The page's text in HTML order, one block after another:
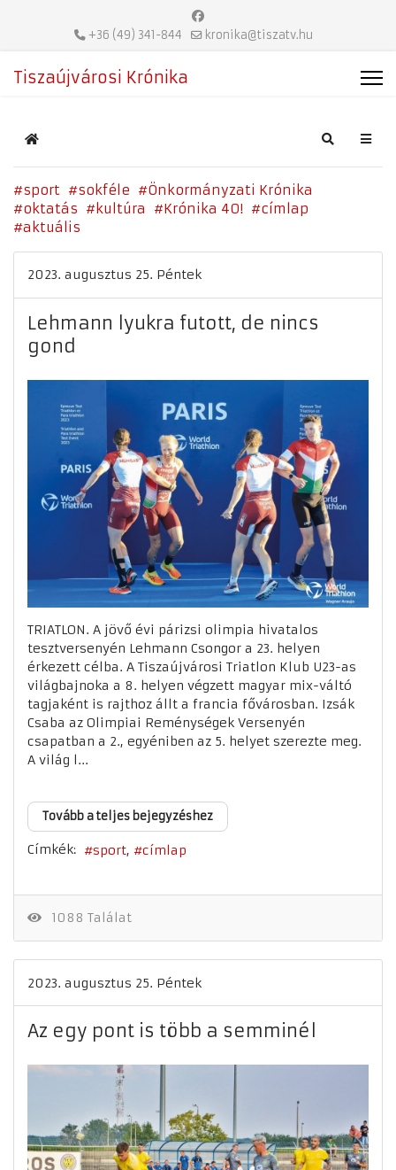
+36 (49) 341-844 kronika@tiszatv.hu
Tiszaújvárosi Krónika
Home Search
sport sokféle
Önkormányzati Krónika
oktatás
kultúra Krónika 40!
címlap
aktuális
2023. augusztus 25. Péntek
Lehmann lyukra futott, de nincs
gond
TRIATLON. A jövő évi párizsi olimpia hivatalos
tesztversenyén Lehmann Csongor a 23. helyen
érkezett célba. A Tiszaújvárosi Triatlon Klub U23-as
világbajnoka a 8. helyen végzett magyar mix-váltó
tagjaként is rajthoz állt a francia fővárosban. Izsák
Csaba az Olimpiai Reménységek Versenyén
csapatban a 2., egyéniben az 5. helyet szerezte meg.
A világ l...
Tovább a teljes bejegyzéshez
Címkék: sport címlap
1088 Találat
2023. augusztus 25. Péntek
Az egy pont is több a semminél